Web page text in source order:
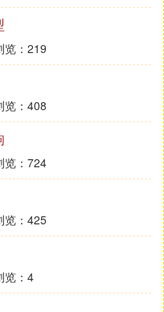
629人，离退休人员
术人员348人，在职
支部9个，党员360
离退休人员党员241
大队属于什么性
为核军工事业单位，
坐落权在辽宁省凤城
”、丹东市“先进集
我国的核地质事业和
。
览：219
览：408
览：724
览：425
览：4